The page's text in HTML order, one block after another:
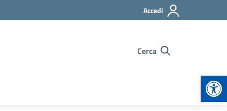
Accedi
Cerca